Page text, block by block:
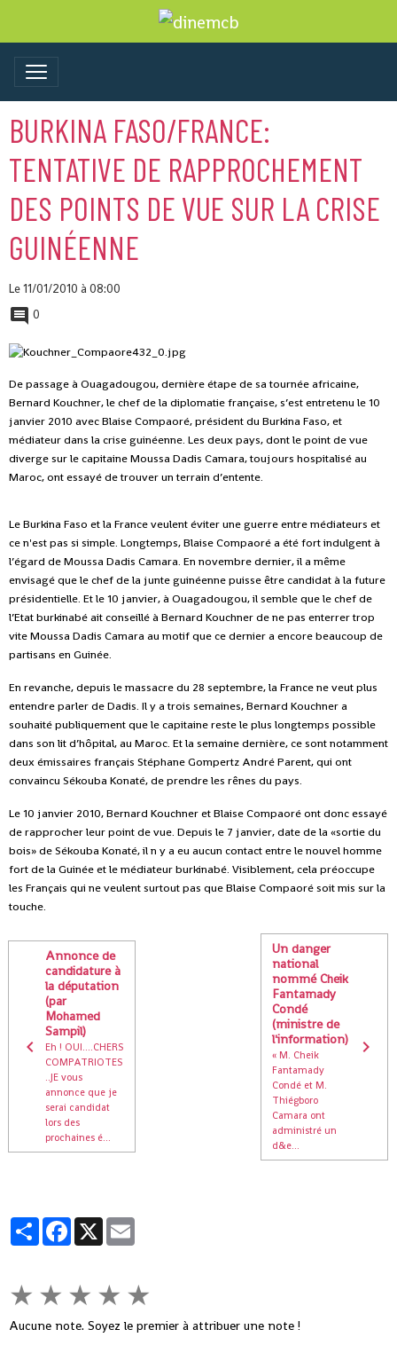
BURKINA FASO/FRANCE:
TENTATIVE DE RAPPROCHEMENT
DES POINTS DE VUE SUR LA CRISE
GUINÉENNE
Le 11/01/2010 à 08:00
0
De passage à Ouagadougou, dernière étape de sa tournée africaine,
Bernard Kouchner, le chef de la diplomatie française, s’est entretenu le 10
janvier 2010 avec Blaise Compaoré, président du Burkina Faso, et
médiateur dans la crise guinéenne. Les deux pays, dont le point de vue
diverge sur le capitaine Moussa Dadis Camara, toujours hospitalisé au
Maroc, ont essayé de trouver un terrain d’entente.
Le Burkina Faso et la France veulent éviter une guerre entre médiateurs et
ce n'est pas si simple. Longtemps, Blaise Compaoré a été fort indulgent à
l’égard de Moussa Dadis Camara. En novembre dernier, il a même
envisagé que le chef de la junte guinéenne puisse être candidat à la future
présidentielle. Et le 10 janvier, à Ouagadougou, il semble que le chef de
l’Etat burkinabé ait conseillé à Bernard Kouchner de ne pas enterrer trop
vite Moussa Dadis Camara au motif que ce dernier a encore beaucoup de
partisans en Guinée.
En revanche, depuis le massacre du 28 septembre, la France ne veut plus
entendre parler de Dadis. Il y a trois semaines, Bernard Kouchner a
souhaité publiquement que le capitaine reste le plus longtemps possible
dans son lit d’hôpital, au Maroc. Et la semaine dernière, ce sont notamment
deux émissaires français Stéphane Gompertz André Parent, qui ont
convaincu Sékouba Konaté, de prendre les rênes du pays.
Le 10 janvier 2010, Bernard Kouchner et Blaise Compaoré ont donc essayé
de rapprocher leur point de vue. Depuis le 7 janvier, date de la «sortie du
bois» de Sékouba Konaté, il n y a eu aucun contact entre le nouvel homme
fort de la Guinée et le médiateur burkinabé. Visiblement, cela préoccupe
les Français qui ne veulent surtout pas que Blaise Compaoré soit mis sur la
touche.
Annonce de
candidature à
la députation
(par
Mohamed
Sampil)
Eh ! OUI....CHERS
COMPATRIOTES
..JE vous
annonce que je
serai candidat
lors des
prochaines é...
Un danger
national
nommé Cheik
Fantamady
Condé
(ministre de
l'information)
« M. Cheik
Fantamady
Condé et M.
Thiégboro
Camara ont
administré un
d&e...
PartagerFacebook
X
★ ★ ★ ★ ★
Aucune note. Soyez le premier à attribuer une note !